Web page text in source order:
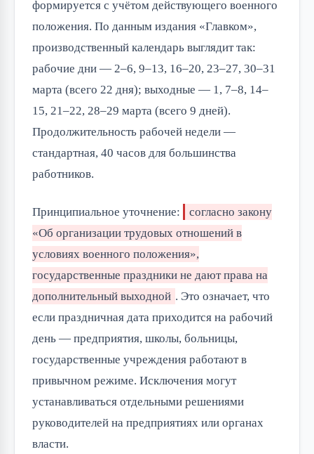
формируется с учётом действующего военного
положения. По данным издания «Главком»,
производственный календарь выглядит так:
рабочие дни — 2–6, 9–13, 16–20, 23–27, 30–31
марта (всего 22 дня); выходные — 1, 7–8, 14–
15, 21–22, 28–29 марта (всего 9 дней).
Продолжительность рабочей недели —
стандартная, 40 часов для большинства
работников.
Принципиальное уточнение:
согласно закону
«Об организации трудовых отношений в
условиях военного положения»,
государственные праздники не дают права на
дополнительный выходной . Это означает, что
если праздничная дата приходится на рабочий
день — предприятия, школы, больницы,
государственные учреждения работают в
привычном режиме. Исключения могут
устанавливаться отдельными решениями
руководителей на предприятиях или органах
власти.